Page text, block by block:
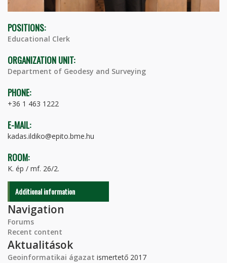
POSITIONS:
Educational Clerk
ORGANIZATION UNIT:
Department of Geodesy and Surveying
PHONE:
+36 1 463 1222
E-MAIL:
kadas.ildiko@epito.bme.hu
ROOM:
K. ép / mf. 26/2.
Additional information
Navigation
Forums
Recent content
Aktualitások
Geoinformatikai ágazat ismertető 2017